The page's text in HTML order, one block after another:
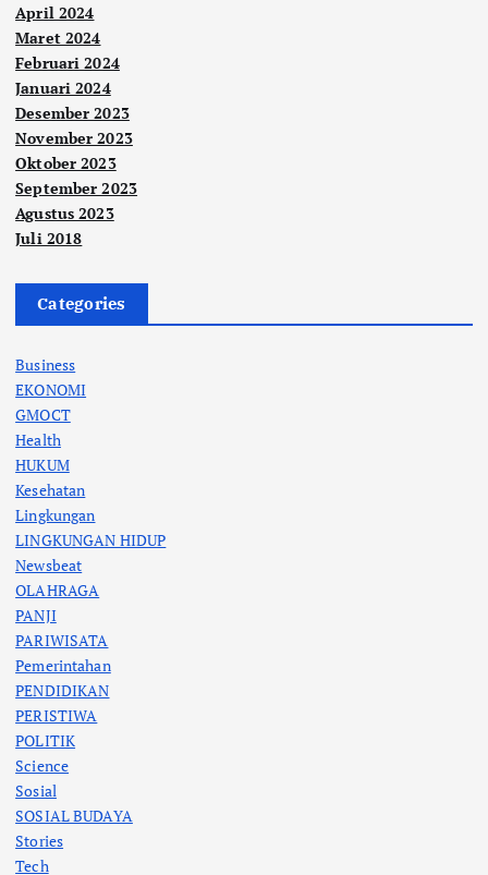
April 2024
Maret 2024
Februari 2024
Januari 2024
Desember 2023
November 2023
Oktober 2023
September 2023
Agustus 2023
Juli 2018
Categories
Business
EKONOMI
GMOCT
Health
HUKUM
Kesehatan
Lingkungan
LINGKUNGAN HIDUP
Newsbeat
OLAHRAGA
PANJI
PARIWISATA
Pemerintahan
PENDIDIKAN
PERISTIWA
POLITIK
Science
Sosial
SOSIAL BUDAYA
Stories
Tech